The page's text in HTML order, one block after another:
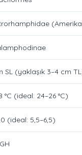
SL (yaklaşık 3–4 cm
°C (ideal: 24–26 °C)
(ideal: 5,5–6,5)